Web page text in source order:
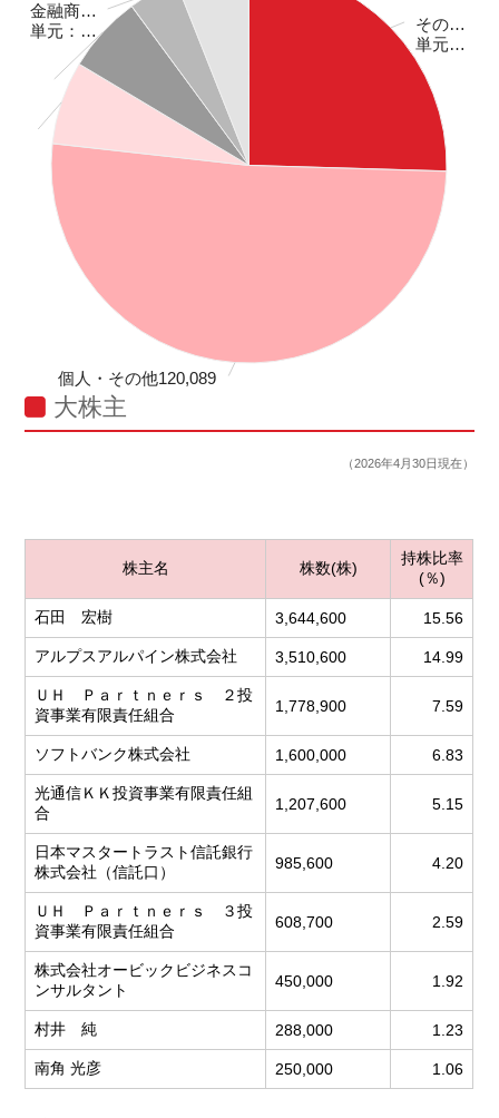
その…
単元…
その…
単元…
個人・その他120,089
単元： 51.29
%
個人・その他120,089
単元： 51.29
%
金融商…
単元：…
金融商…
単元：…
大株主
（2026年4月30日現在）
株主名 株数(株)
持株比率
(％)
石田 宏樹 3,644,600 15.56
アルプスアルパイン株式会社 3,510,600 14.99
ＵＨ Ｐａｒｔｎｅｒｓ ２投
資事業有限責任組合
1,778,900 7.59
ソフトバンク株式会社 1,600,000 6.83
光通信ＫＫ投資事業有限責任組
合
1,207,600 5.15
日本マスタートラスト信託銀行
株式会社（信託口）
985,600 4.20
ＵＨ Ｐａｒｔｎｅｒｓ ３投
資事業有限責任組合
608,700 2.59
株式会社オービックビジネスコ
ンサルタント
450,000 1.92
村井 純 288,000 1.23
南角 光彦 250,000 1.06